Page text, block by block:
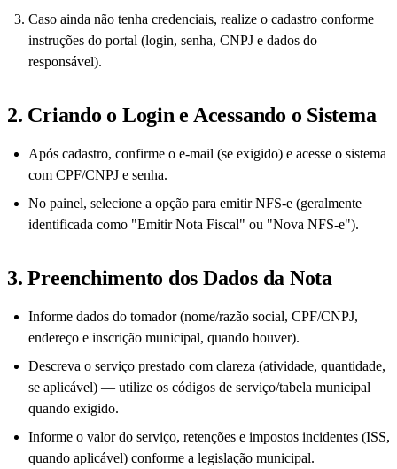
Caso ainda não tenha credenciais, realize o cadastro conforme
instruções do portal (login, senha, CNPJ e dados do
responsável).
2. Criando o Login e Acessando o Sistema
Após cadastro, confirme o e-mail (se exigido) e acesse o sistema
com CPF/CNPJ e senha.
No painel, selecione a opção para emitir NFS-e (geralmente
identificada como "Emitir Nota Fiscal" ou "Nova NFS-e").
3. Preenchimento dos Dados da Nota
Informe dados do tomador (nome/razão social, CPF/CNPJ,
endereço e inscrição municipal, quando houver).
Descreva o serviço prestado com clareza (atividade, quantidade,
se aplicável) — utilize os códigos de serviço/tabela municipal
quando exigido.
Informe o valor do serviço, retenções e impostos incidentes (ISS,
quando aplicável) conforme a legislação municipal.